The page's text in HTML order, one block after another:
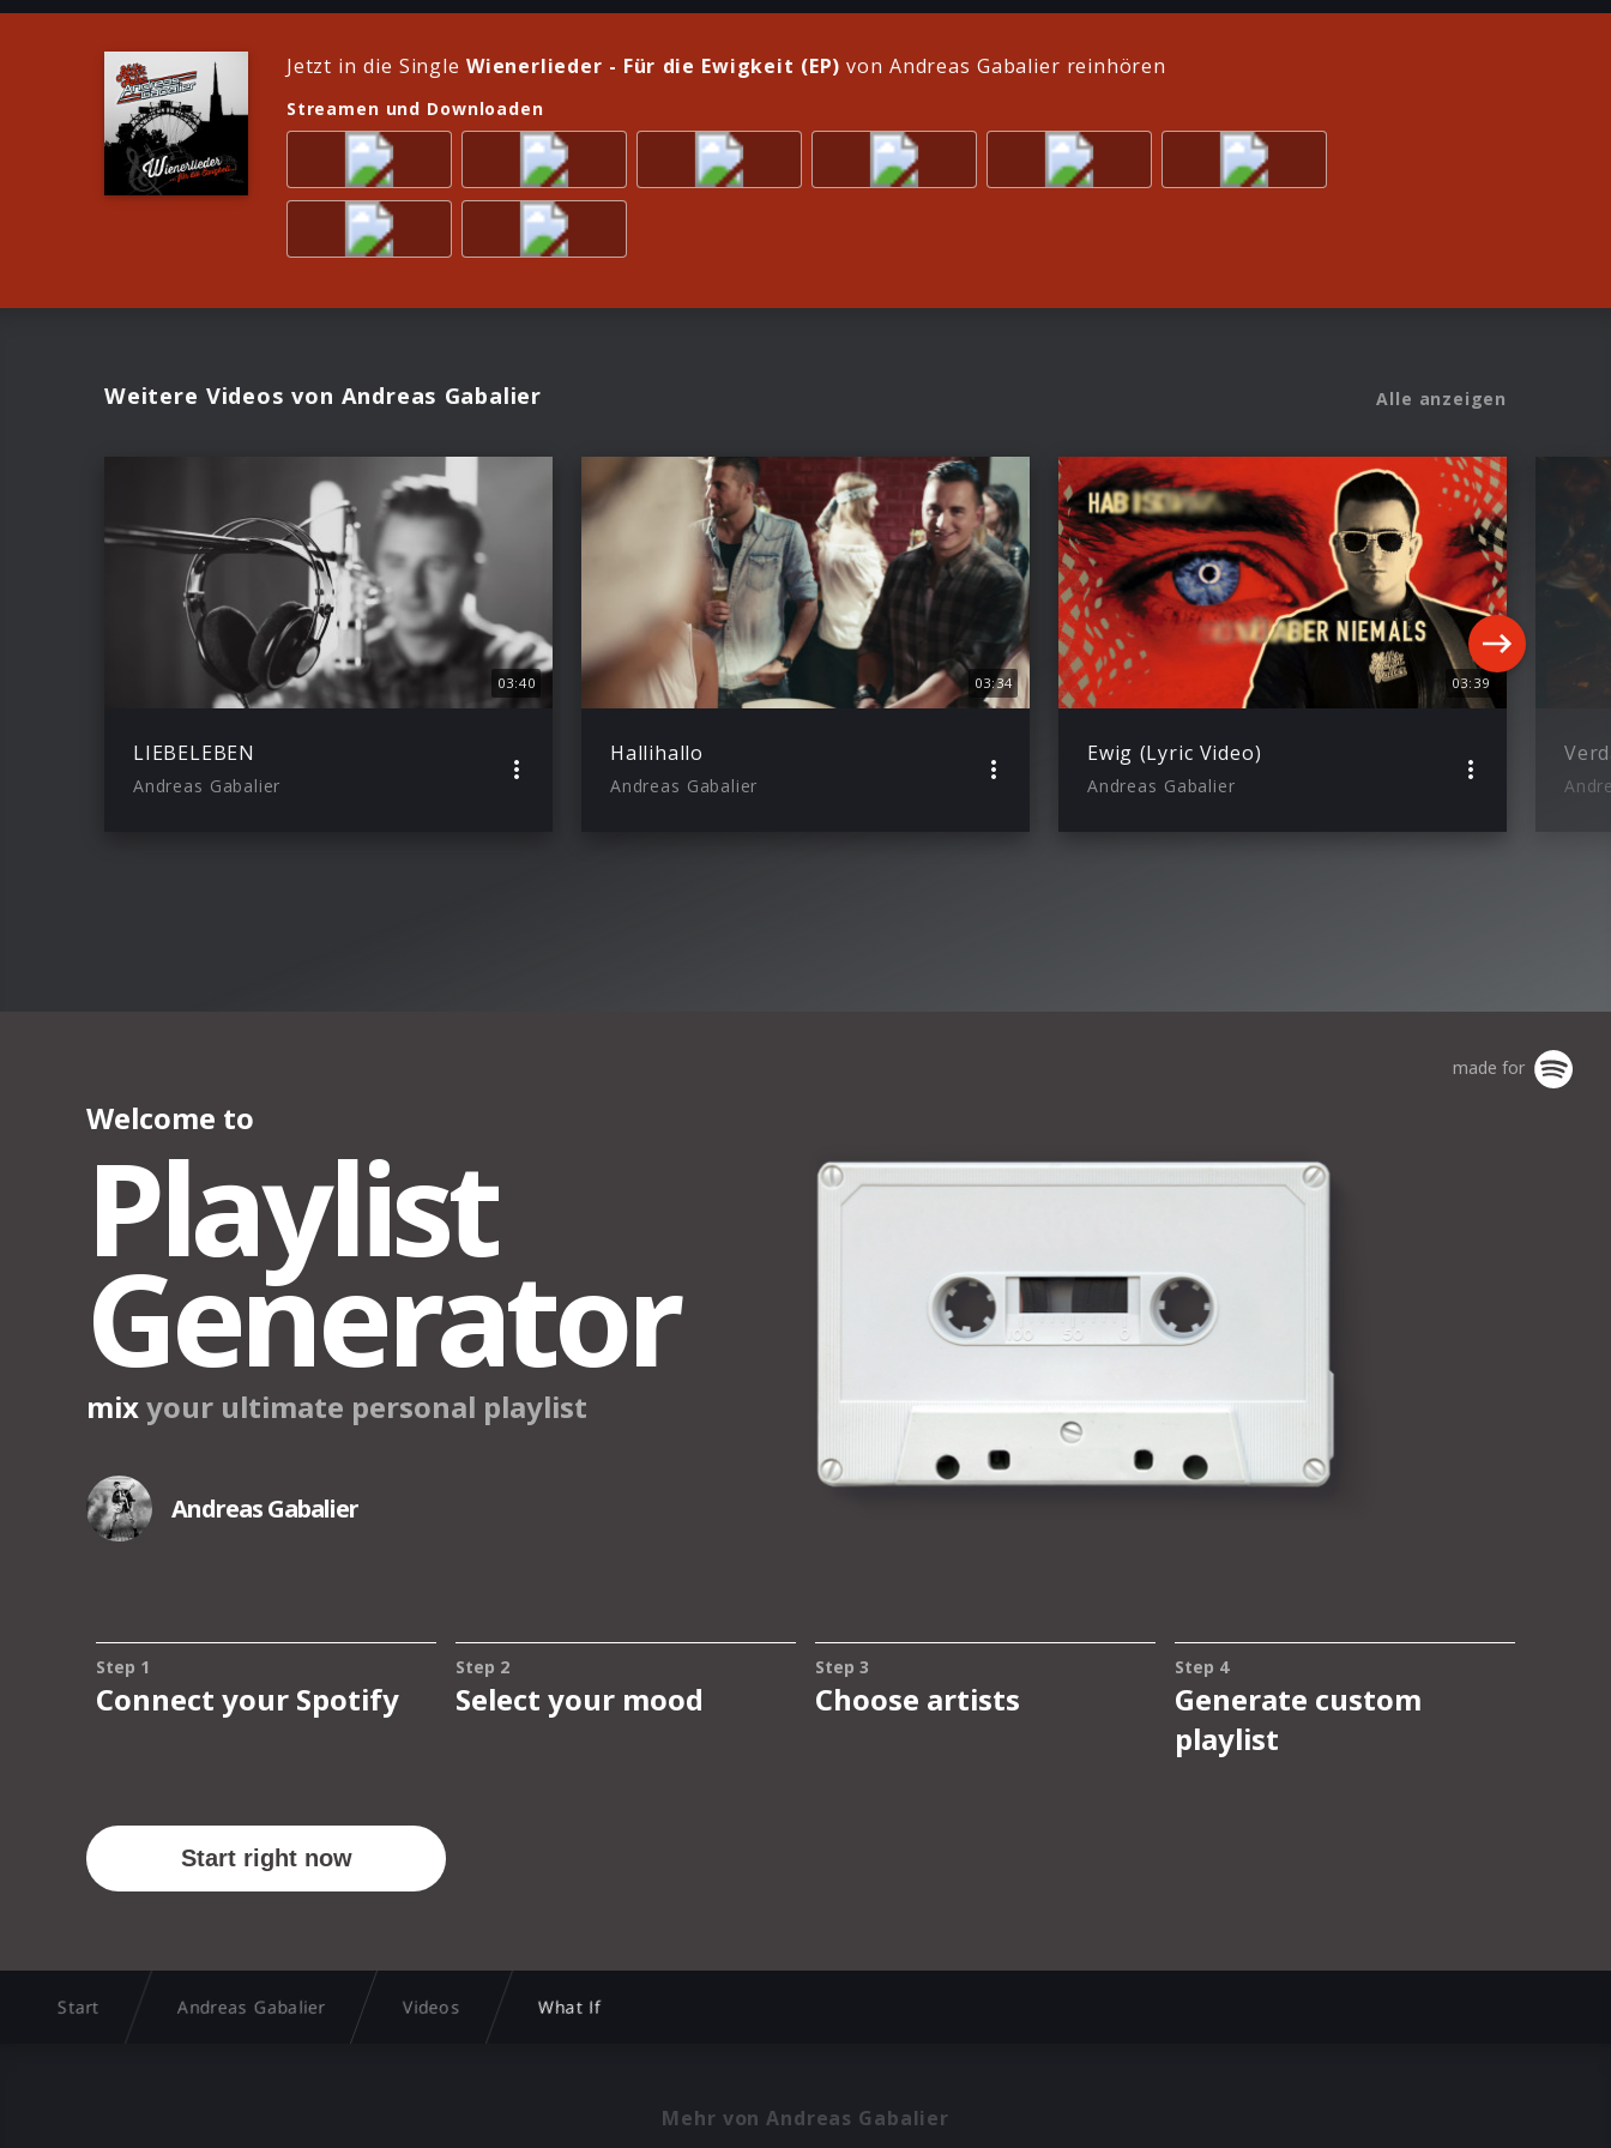
Jetzt in die Single Wienerlieder - Für die Ewigkeit (EP) von Andreas Gabalier reinhören
Streamen und Downloaden
Weitere Videos von Andreas Gabalier Alle anzeigen
03:40
LIEBELEBEN
Andreas Gabalier
03:34
Hallihallo
Andreas Gabalier
03:39
Ewig (Lyric Video)
Andreas Gabalier
Start Andreas Gabalier Videos What If
Mehr von Andreas Gabalier